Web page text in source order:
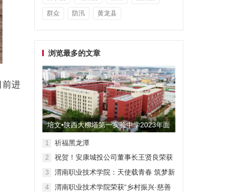
前进
群众 防汛 黄龙县
浏览最多的文章
培文•陕西大柳塔第一实验中学2023年面
向全国招聘教师启事
1 祈福黑龙潭
2
祝贺！安康城投公司董事长王贤良荣获
3
渭南职业技术学院：天使载青春 筑梦新
4
渭南职业技术学院荣获“乡村振兴·慈善